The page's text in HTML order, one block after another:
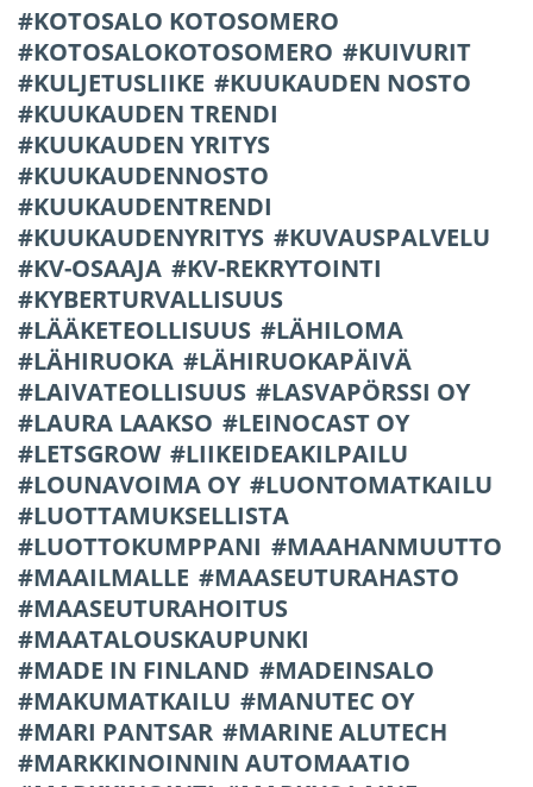
KOTOSALO KOTOSOMERO
KOTOSALOKOTOSOMERO
KUIVURIT
KULJETUSLIIKE
KUUKAUDEN NOSTO
KUUKAUDEN TRENDI
KUUKAUDEN YRITYS
KUUKAUDENNOSTO
KUUKAUDENTRENDI
KUUKAUDENYRITYS
KUVAUSPALVELU
KV-OSAAJA
KV-REKRYTOINTI
KYBERTURVALLISUUS
LÄÄKETEOLLISUUS
LÄHILOMA
LÄHIRUOKA
LÄHIRUOKAPÄIVÄ
LAIVATEOLLISUUS
LASVAPÖRSSI OY
LAURA LAAKSO
LEINOCAST OY
LETSGROW
LIIKEIDEAKILPAILU
LOUNAVOIMA OY
LUONTOMATKAILU
LUOTTAMUKSELLISTA
LUOTTOKUMPPANI
MAAHANMUUTTO
MAAILMALLE
MAASEUTURAHASTO
MAASEUTURAHOITUS
MAATALOUSKAUPUNKI
MADE IN FINLAND
MADEINSALO
MAKUMATKAILU
MANUTEC OY
MARI PANTSAR
MARINE ALUTECH
MARKKINOINNIN AUTOMAATIO